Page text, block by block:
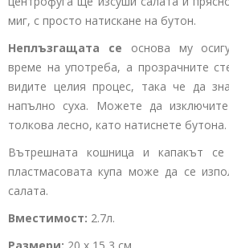
миг, с просто натискане на бутон.
Неплъзгащата се основа му
време на употреба, а прозрачните
видите целия процес, така че да
напълно суха. Можете да
толкова лесно, като натиснете бутона.
Вътрешната кошница и капакът се
пластмасовата купа може да се
салата.
Вместимост: 2.7л.